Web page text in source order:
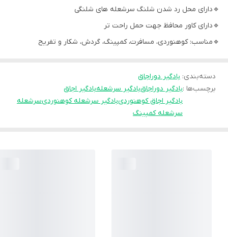
🔹دارای محل رد شدن شلنگ سرشعله های شلنگی
🔹دارای کاور محافظ جهت حمل راحت تر
🔹مناسب: کوهنوردی، مسافرت، کمپینگ، گردش، شکار و تفریح
دسته‌بندی: بادگیر دوراجاق
برچسب‌ها :بادگیر دوراجاقبادگیر سرشعلهبادگیر اجاق
بادگیر اجاق کوهنوردیبادگیر سرشعله کوهنوردیسرشعله
سرشعله کمپینگ